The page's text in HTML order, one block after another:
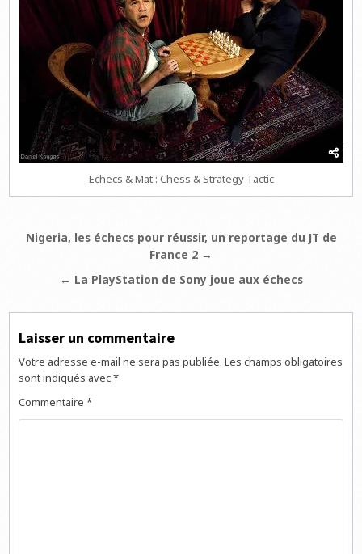
Echecs & Mat : Chess & Strategy Tactic
Navigation
l’article
Nigeria, les échecs pour réussir, un reportage du JT de
France 2 →
← La PlayStation de Sony joue aux échecs
Laisser un commentaire
Votre adresse e-mail ne sera pas publiée. Les champs obligatoires
sont indiqués avec*
Commentaire*